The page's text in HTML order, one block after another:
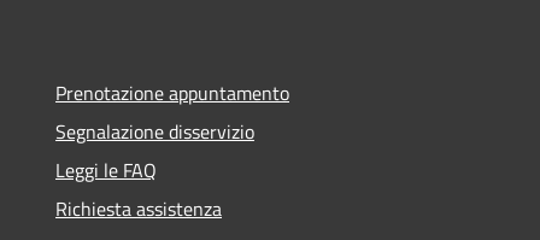
Prenotazione appuntamento
Segnalazione disservizio
Leggi le FAQ
Richiesta assistenza